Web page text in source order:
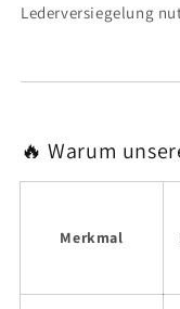
Lederversiegelung
🔥 Warum
Merkmal